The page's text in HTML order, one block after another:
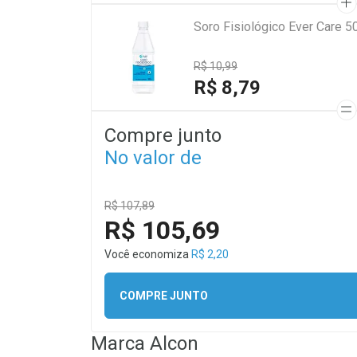
Soro Fisiológico Ever Care
R$ 10,99
R$ 8,79
Compre junto
No valor de
R$ 107,89
R$ 105,69
Você economiza R$ 2,20
COMPRE JUNTO
Marca Alcon